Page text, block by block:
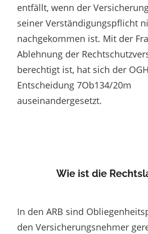
entfällt, wenn der
seiner Verständigungspflicht
nachgekommen ist. Mit der
Ablehnung der
berechtigt ist, hat sich der
Entscheidung 7Ob134/20m
auseinandergesetzt.
Wie ist die
In den ARB sind
den Versicherungsnehmer